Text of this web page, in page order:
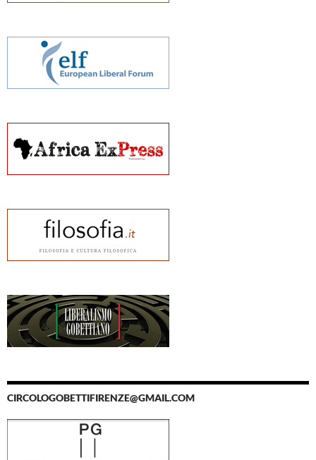
CIRCOLOGOBETTIFIRENZE@GMAIL.COM